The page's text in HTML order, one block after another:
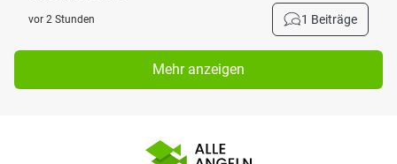
vor 2 Stunden 1 Beiträge
Mehr anzeigen